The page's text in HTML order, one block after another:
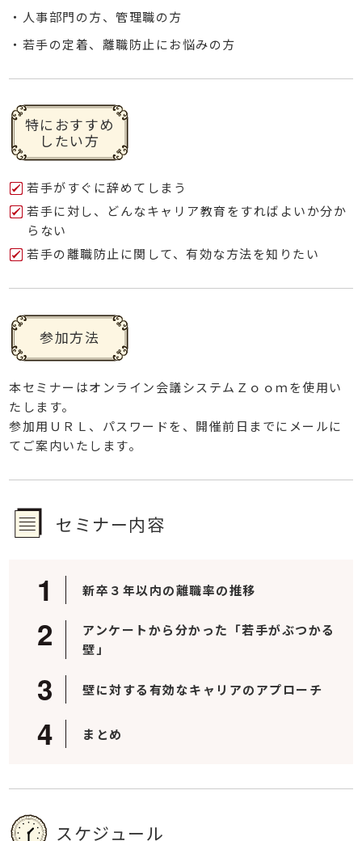
・人事部門の方、管理職の方
・若手の定着、離職防止にお悩みの方
特におすすめ
したい方
若手がすぐに辞めてしまう
若手に対し、どんなキャリア教育をすればよいか分か
らない
若手の離職防止に関して、有効な方法を知りたい
参加方法
本セミナーはオンライン会議システムＺｏｏｍを使用い
たします。
参加用ＵＲＬ、パスワードを、開催前日までにメールに
てご案内いたします。
セミナー内容
新卒３年以内の離職率の推移
アンケートから分かった「若手がぶつかる
壁」
壁に対する有効なキャリアのアプローチ
まとめ
スケジュール